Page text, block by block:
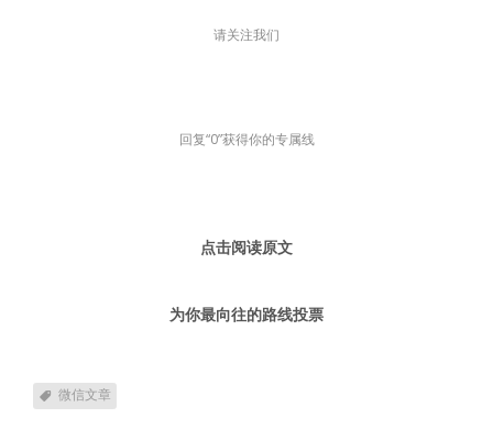
请关注我们
回复“0”获得你的专属线
点击阅读原文
为你最向往的路线投票
微信文章